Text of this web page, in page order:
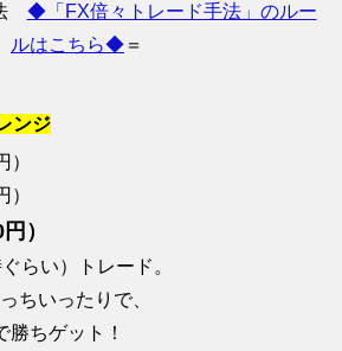
◆「FX倍々トレード手法」のルー
ルはこちら◆ ＝
ンジ
）
）
）
らい）トレード。
ちいったりで、
ちゲット！